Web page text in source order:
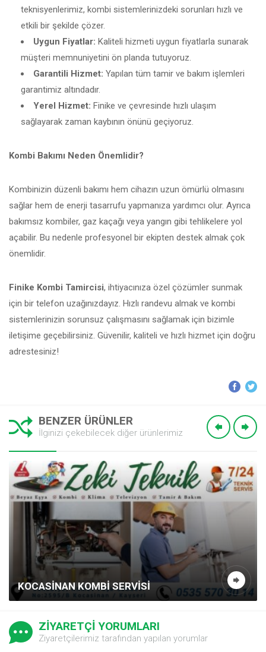
teknisyenlerimiz, kombi sistemlerinizdeki sorunları hızlı ve
etkili bir şekilde çözer.
Uygun Fiyatlar: Kaliteli hizmeti uygun fiyatlarla sunarak
müşteri memnuniyetini ön planda tutuyoruz.
Garantili Hizmet: Yapılan tüm tamir ve bakım işlemleri
garantimiz altındadır.
Yerel Hizmet: Finike ve çevresinde hızlı ulaşım
sağlayarak zaman kaybının önünü geçiyoruz.
Kombi Bakımı Neden Önemlidir?
Kombinizin düzenli bakımı hem cihazın uzun ömürlü olmasını
sağlar hem de enerji tasarrufu yapmanıza yardımcı olur. Ayrıca
bakımsız kombiler, gaz kaçağı veya yangın gibi tehlikelere yol
açabilir. Bu nedenle profesyonel bir ekipten destek almak çok
önemlidir.
Finike Kombi Tamircisi, ihtiyacınıza özel çözümler sunmak
için bir telefon uzağınızdayız. Hızlı randevu almak ve kombi
sistemlerinizin sorunsuz çalışmasını sağlamak için bizimle
iletişime geçebilirsiniz. Güvenilir, kaliteli ve hızlı hizmet için doğru
adrestesiniz!
BENZER ÜRÜNLER
İlginizi çekebilecek diğer ürünlerimiz
KOCASINAN KOMBI SERVISI
ZİYARETÇİ YORUMLARI
Ziyaretçilerimiz tarafından yapılan yorumlar